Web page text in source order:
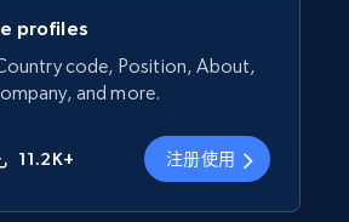
profiles
code, Position, About,
and more.
11.2K+ 注册使用